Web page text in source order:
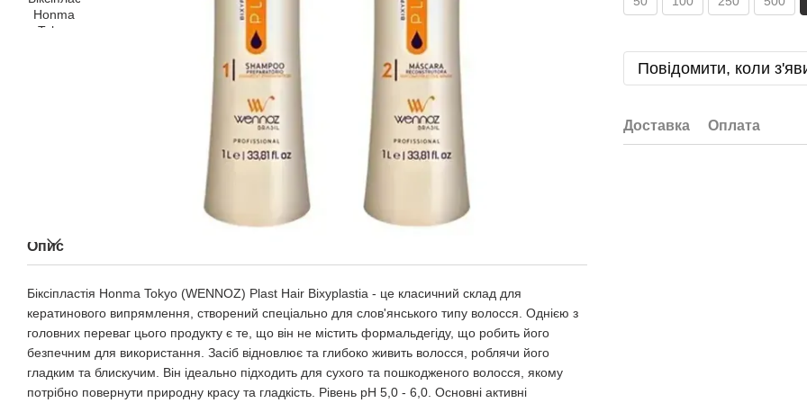
Опис
Біксіпластія Honma Tokyo (WENNOZ) Plast Hair Bixyplastia - це класичний склад для
кератинового випрямлення, створений спеціально для слов'янського типу волосся. Однією з
головних переваг цього продукту є те, що він не містить формальдегіду, що робить його
безпечним для використання. Засіб відновлює та глибоко живить волосся, роблячи його
гладким та блискучим. Він ідеально підходить для сухого та пошкодженого волосся, якому
потрібно повернути природну красу та гладкість. Рівень pH 5,0 - 6,0. Основні активні
Повідомити, коли
Доставка Оплата